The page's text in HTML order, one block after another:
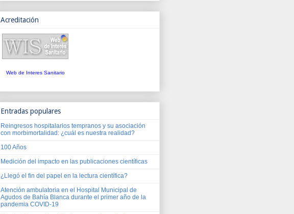
Acreditación
Web de Interes Sanitario
Entradas populares
Reingresos hospitalarios tempranos y su asociación
con morbimortalidad: ¿cuál es nuestra realidad?
100 Años
Medición del impacto en las publicaciones científicas
¿Llegó el fin del papel en la lectura científica?
Atención ambulatoria en el Hospital Municipal de
Agudos de Bahía Blanca durante el primer año de la
pandemia COVID-19